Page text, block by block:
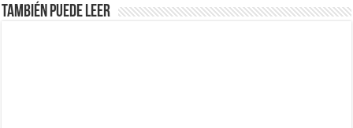
También puede leer